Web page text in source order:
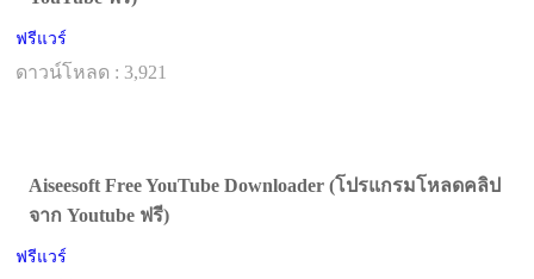
ฟรีแวร์
ดาวน์โหลด : 3,921
Aiseesoft Free YouTube Downloader (โปรแกรมโหลดคลิป
จาก Youtube ฟรี)
ฟรีแวร์